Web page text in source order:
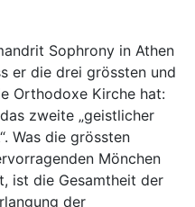
Sophrony in Athen
er die drei grössten und
Orthodoxe Kirche hat:
zweite „geistlicher
Was die grössten
Mönchen
ist die Gesamtheit der
der